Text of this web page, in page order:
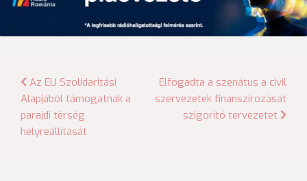
Bejegyzés
navigáció
Az EU Szolidaritási
Alapjából támogatnák a
parajdi térség
helyreállítását
Elfogadta a szenátus a civil
szervezetek finanszírozását
szigorító tervezetet